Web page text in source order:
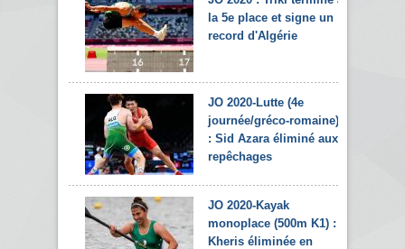
la 5e place et signe un
record d'Algérie
JO 2020-Lutte (4e
journée/gréco-romaine)
: Sid Azara éliminé aux
repêchages
JO 2020-Kayak
monoplace (500m K1) :
Kheris éliminée en